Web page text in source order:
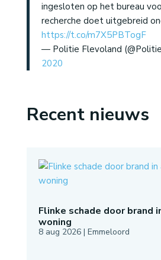
ingesloten op het bureau
recherche doet uitgebreid
https://t.co/m7X5PBTogF
— Politie Flevoland
2020
Recent nieuws
Flinke schade door brand
woning
8 aug 2026| Emmeloord